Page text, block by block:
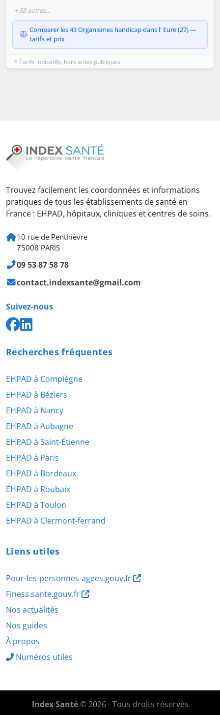
+ 33 autres…
Comparer les 43 Organismes handicap dans l' Eure (27) —
tarifs et prix
* Tarifs indicatifs, hors aides publiques.
Trouvez facilement les coordonnées et informations
pratiques de tous les établissements de santé en
France : EHPAD, hôpitaux, cliniques et centres de soins.
10 rue de Penthièvre
75008 PARIS
09 53 87 58 78
contact.indexsante@gmail.com
Suivez-nous
Recherches fréquentes
EHPAD à Compiègne
EHPAD à Béziers
EHPAD à Nancy
EHPAD à Aubagne
EHPAD à Saint-Étienne
EHPAD à Paris
EHPAD à Bordeaux
EHPAD à Roubaix
EHPAD à Toulon
EHPAD à Clermont-ferrand
Liens utiles
Pour-les-personnes-agees.gouv.fr
Finess.sante.gouv.fr
Nos actualités
Nos guides
À propos
Numéros utiles
Index Santé© 2026 - Tous droits réservés